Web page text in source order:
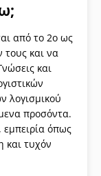
από το 2ο ως
τους και να
και
λογισμικού
προσόντα.
εμπειρία όπως
και τυχόν